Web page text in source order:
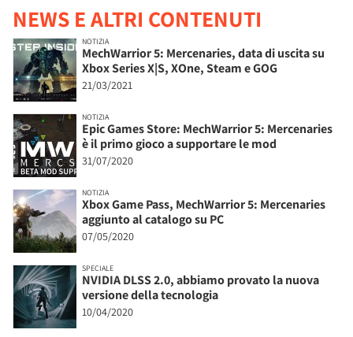
NEWS E ALTRI CONTENUTI
NOTIZIA
MechWarrior 5: Mercenaries, data di uscita su
Xbox Series X|S, XOne, Steam e GOG
21/03/2021
NOTIZIA
Epic Games Store: MechWarrior 5: Mercenaries
è il primo gioco a supportare le mod
31/07/2020
NOTIZIA
Xbox Game Pass, MechWarrior 5: Mercenaries
aggiunto al catalogo su PC
07/05/2020
SPECIALE
NVIDIA DLSS 2.0, abbiamo provato la nuova
versione della tecnologia
10/04/2020